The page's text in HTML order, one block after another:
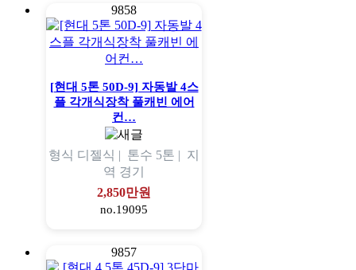
9858
[현대 5톤 50D-9] 자동발 4스
플 각개식장착 풀캐빈 에어
컨…
형식 디젤식 | 톤수 5톤 | 지
역 경기
2,850만원
no.19095
9857